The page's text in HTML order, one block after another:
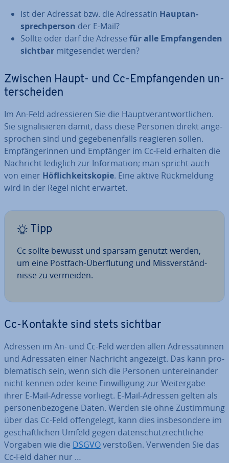
Ist der Adressat bzw. die Adres­sa­tin Haupt­an­
sprech­per­son der E-Mail?
Sollte oder darf die Adresse für alle Emp­fan­gen­den
sichtbar mit­ge­sen­det werden?
Zwischen Haupt- und Cc-Emp­fan­gen­den un­
ter­schei­den
Im An-Feld adres­sie­ren Sie die Haupt­ver­ant­wort­li­chen.
Sie si­gna­li­sie­ren damit, dass diese Personen direkt an­ge­
spro­chen sind und ge­ge­be­nen­falls reagieren sollen.
Emp­fän­ge­rin­nen und Empfänger im Cc-Feld erhalten die
Nachricht lediglich zur In­for­ma­ti­on; man spricht auch
von einer Höf­lich­keits­ko­pie. Eine aktive Rück­mel­dung
wird in der Regel nicht erwartet.
Tipp
Cc sollte bewusst und sparsam genutzt werden,
um eine Postfach-Über­flu­tung und Miss­ver­ständ­
nis­se zu vermeiden.
Cc-Kontakte sind stets sichtbar
Adressen im An- und Cc-Feld werden allen Adres­sa­tin­nen
und Adres­sa­ten einer Nachricht angezeigt. Das kann pro­
ble­ma­tisch sein, wenn sich die Personen un­ter­ein­an­der
nicht kennen oder keine Ein­wil­li­gung zur Wei­ter­ga­be
ihrer E-Mail-Adresse vorliegt. E-Mail-Adressen gelten als
per­so­nen­be­zo­ge­ne Daten. Werden sie ohne Zu­stim­mung
über das Cc-Feld of­fen­ge­legt, kann dies ins­be­son­de­re im
ge­schäft­li­chen Umfeld gegen da­ten­schutz­recht­li­che
Vorgaben wie die DSGVOverstoßen. Verwenden Sie das
Cc-Feld daher nur …